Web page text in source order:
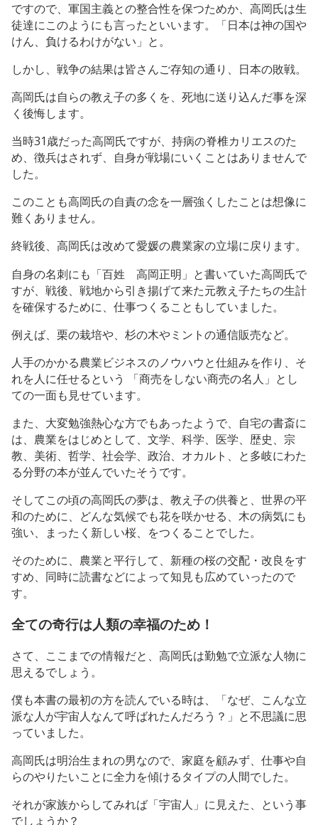
ですので、軍国主義との整合性を保つためか、高岡氏は生
徒達にこのようにも言ったといいます。「日本は神の国や
けん、負けるわけがない」と。
しかし、戦争の結果は皆さんご存知の通り、日本の敗戦。
高岡氏は自らの教え子の多くを、死地に送り込んだ事を深
く後悔します。
当時31歳だった高岡氏ですが、持病の脊椎カリエスのた
め、徴兵はされず、自身が戦場にいくことはありませんで
した。
このことも高岡氏の自責の念を一層強くしたことは想像に
難くありません。
終戦後、高岡氏は改めて愛媛の農業家の立場に戻ります。
自身の名刺にも「百姓 高岡正明」と書いていた高岡氏で
すが、戦後、戦地から引き揚げて来た元教え子たちの生計
を確保するために、仕事つくることもしていました。
例えば、栗の栽培や、杉の木やミントの通信販売など。
人手のかかる農業ビジネスのノウハウと仕組みを作り、そ
れを人に任せるという 「商売をしない商売の名人」とし
ての一面も見せています。
また、大変勉強熱心な方でもあったようで、自宅の書斎に
は、農業をはじめとして、文学、科学、医学、歴史、宗
教、美術、哲学、社会学、政治、オカルト、と多岐にわた
る分野の本が並んでいたそうです。
そしてこの頃の高岡氏の夢は、教え子の供養と、世界の平
和のために、どんな気候でも花を咲かせる、木の病気にも
強い、まったく新しい桜、をつくることでした。
そのために、農業と平行して、新種の桜の交配・改良をす
すめ、同時に読書などによって知見も広めていったので
す。
全ての奇行は人類の幸福のため！
さて、ここまでの情報だと、高岡氏は勤勉で立派な人物に
思えるでしょう。
僕も本書の最初の方を読んでいる時は、「なぜ、こんな立
派な人が宇宙人なんて呼ばれたんだろう？」と不思議に思
っていました。
高岡氏は明治生まれの男なので、家庭を顧みず、仕事や自
らのやりたいことに全力を傾けるタイプの人間でした。
それが家族からしてみれば「宇宙人」に見えた、という事
でしょうか？